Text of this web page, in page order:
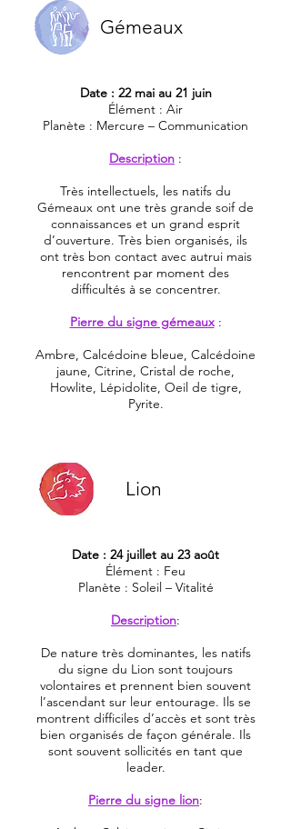
Gémeaux
Date : 22 mai au 21 juin
Élément : Air
Planète : Mercure – Communication
Description :
Très intellectuels, les natifs du
Gémeaux ont une très grande soif de
connaissances et un grand esprit
d’ouverture. Très bien organisés, ils
ont très bon contact avec autrui mais
rencontrent par moment des
difficultés à se concentrer.
Pierre du signe gémeaux:
Ambre, Calcédoine bleue, Calcédoine
jaune, Citrine, Cristal de roche,
Howlite, Lépidolite, Oeil de tigre,
Pyrite.
Lion
Date : 24 juillet au 23 août
Élément : Feu
Planète : Soleil – Vitalité
Description:
De nature très dominantes, les natifs
du signe du Lion sont toujours
volontaires et prennent bien souvent
l’ascendant sur leur entourage. Ils se
montrent difficiles d’accès et sont très
bien organisés de façon générale. Ils
sont souvent sollicités en tant que
leader.
Pierre du signe lion: